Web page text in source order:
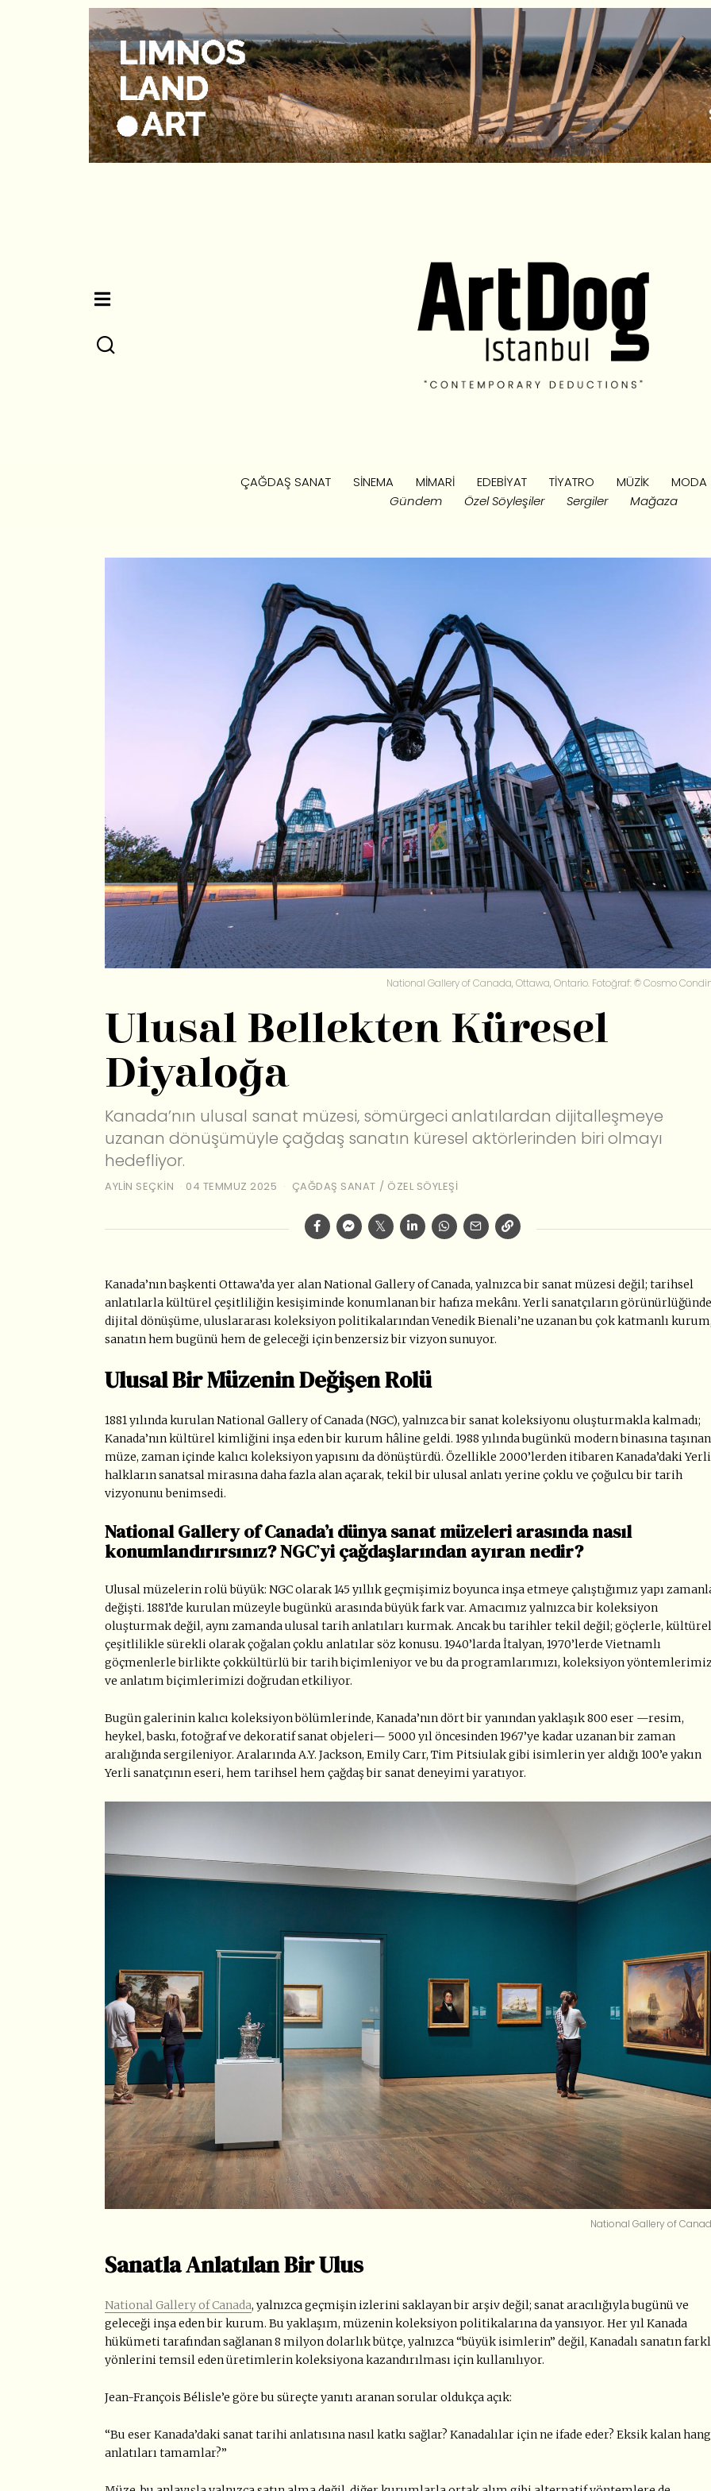
ÇAĞDAŞ SANAT SINEMA MIMARI EDEBIYAT TIYATRO MÜZIK MODA
Gündem
Özel Söyleşiler Sergiler Mağaza
National Gallery of Canada, Ottawa, Ontario. Fotoğraf: © Cosmo
Ulusal Bellekten Küresel
Diyaloğa
Kanada’nın ulusal sanat müzesi, sömürgeci anlatılardan dijitalleşmeye
uzanan dönüşümüyle çağdaş sanatın küresel aktörlerinden biri olmayı
hedefliyor.
AYLIN SEÇKIN 04 TEMMUZ 2025 ÇAĞDAŞ SANAT / ÖZEL SÖYLEŞI
Kanada’nın başkenti Ottawa’da yer alan National Gallery of Canada, yalnızca bir sanat müzesi değil; tarihsel
anlatılarla kültürel çeşitliliğin kesişiminde konumlanan bir hafıza mekânı. Yerli sanatçıların
dijital dönüşüme, uluslararası koleksiyon politikalarından Venedik Bienali’ne uzanan bu çok katmanlı kurum,
sanatın hem bugünü hem de geleceği için benzersiz bir vizyon sunuyor.
Ulusal Bir Müzenin Değişen Rolü
1881 yılında kurulan National Gallery of Canada (NGC), yalnızca bir sanat koleksiyonu oluşturmakla kalmadı;
Kanada’nın kültürel kimliğini inşa eden bir kurum hâline geldi. 1988 yılında bugünkü modern binasına taşınan
müze, zaman içinde kalıcı koleksiyon yapısını da dönüştürdü. Özellikle 2000’lerden itibaren Kanada’daki Yerli
halkların sanatsal mirasına daha fazla alan açarak, tekil bir ulusal anlatı yerine çoklu ve çoğulcu bir tarih
vizyonunu benimsedi.
National Gallery of Canada’ı dünya sanat müzeleri arasında nasıl
konumlandırırsınız? NGC’yi çağdaşlarından ayıran nedir?
Ulusal müzelerin rolü büyük: NGC olarak 145 yıllık geçmişimiz boyunca inşa etmeye çalıştığımız yapı
değişti. 1881’de kurulan müzeyle bugünkü arasında büyük fark var. Amacımız yalnızca bir koleksiyon
oluşturmak değil, aynı zamanda ulusal tarih anlatıları kurmak. Ancak bu tarihler tekil değil; göçlerle, kültürel
çeşitlilikle sürekli olarak çoğalan çoklu anlatılar söz konusu. 1940’larda İtalyan, 1970’lerde Vietnamlı
göçmenlerle birlikte çokkültürlü bir tarih biçimleniyor ve bu da programlarımızı, koleksiyon
ve anlatım biçimlerimizi doğrudan etkiliyor.
Bugün galerinin kalıcı koleksiyon bölümlerinde, Kanada’nın dört bir yanından yaklaşık 800 eser —resim,
heykel, baskı, fotoğraf ve dekoratif sanat objeleri— 5000 yıl öncesinden 1967’ye kadar uzanan bir zaman
aralığında sergileniyor. Aralarında A.Y. Jackson, Emily Carr, Tim Pitsiulak gibi isimlerin yer aldığı 100’e yakın
Yerli sanatçının eseri, hem tarihsel hem çağdaş bir sanat deneyimi yaratıyor.
National Gallery of
Sanatla Anlatılan Bir Ulus
National Gallery of Canada, yalnızca geçmişin izlerini saklayan bir arşiv değil; sanat aracılığıyla bugünü ve
geleceği inşa eden bir kurum. Bu yaklaşım, müzenin koleksiyon politikalarına da yansıyor. Her yıl Kanada
hükümeti tarafından sağlanan 8 milyon dolarlık bütçe, yalnızca“büyük isimlerin” değil, Kanadalı sanatın
yönlerini temsil eden üretimlerin koleksiyona kazandırılması için kullanılıyor.
Jean-François Bélisle’e göre bu süreçte yanıtı aranan sorular oldukça açık:
“Bu eser Kanada’daki sanat tarihi anlatısına nasıl katkı sağlar? Kanadalılar için ne ifade eder? Eksik kalan
anlatıları tamamlar?”